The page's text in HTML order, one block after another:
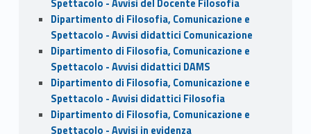
Spettacolo - Avvisi del Docente Filosofia
Dipartimento di Filosofia, Comunicazione e
Spettacolo - Avvisi didattici Comunicazione
Dipartimento di Filosofia, Comunicazione e
Spettacolo - Avvisi didattici DAMS
Dipartimento di Filosofia, Comunicazione e
Spettacolo - Avvisi didattici Filosofia
Dipartimento di Filosofia, Comunicazione e
Spettacolo - Avvisi in evidenza